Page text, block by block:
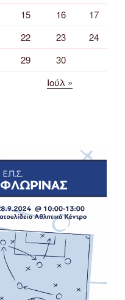
15 16
17
22 23
24
29
30
Ιούλ »